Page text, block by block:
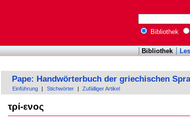
Bibliothek
Bibliothek
Pape: Handwörterbuch der griechischen
Einführung Stichwörter Zufälliger Artikel
τρί-ενος